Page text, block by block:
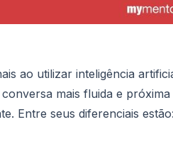
ao utilizar inteligência
mais fluida e próxima
Entre seus diferenciais